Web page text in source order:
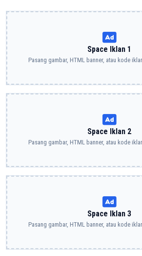
Space Iklan 1
Pasang gambar, HTML banner, atau kode
Space Iklan 2
Pasang gambar, HTML banner, atau kode
Space Iklan 3
Pasang gambar, HTML banner, atau kode